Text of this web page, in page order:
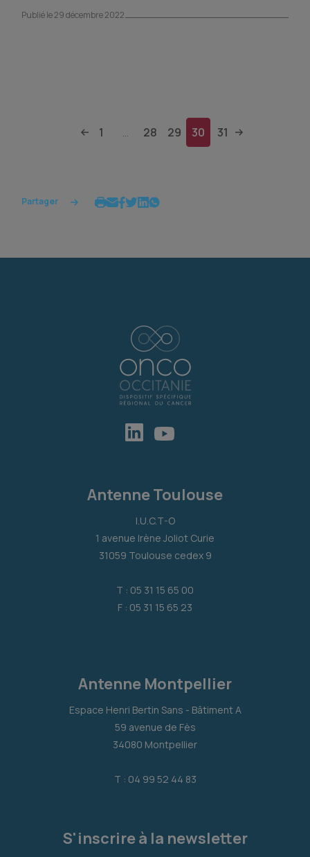
Publié le 29 décembre 2022
1 28 29 30 31
Partager
Antenne Toulouse
I.U.C.T-O
1 avenue Irène Joliot Curie
31059 Toulouse cedex 9
T : 05 31 15 65 00
F : 05 31 15 65 23
Antenne Montpellier
Espace Henri Bertin Sans - Bâtiment A
59 avenue de Fès
34080 Montpellier
T : 04 99 52 44 83
S'inscrire à la newsletter